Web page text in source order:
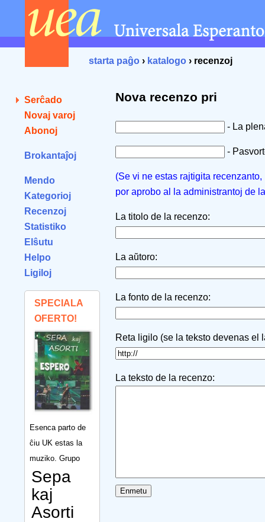
starta paĝo › katalogo › recenzoj
Serĉado
Novaj varoj
Abonoj
Brokantaĵoj
Mendo
Kategorioj
Recenzoj
Statistiko
Elŝutu
Helpo
Ligiloj
SPECIALA
OFERTO!
Esenca parto de
ĉiu UK estas la
muziko. Grupo
Sepa
kaj
Asorti
Nova recenzo pri
- La
-
(Se vi ne estas rajtigita
por aprobo al la administrantoj de
La titolo de la recenzo:
La aŭtoro:
La fonto de la recenzo:
Reta ligilo (se la teksto devenas el
La teksto de la recenzo: